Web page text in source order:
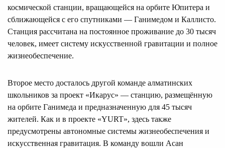
космической станции, вращающейся на орбите Юпитера и
сближающейся с его спутниками — Ганимедом и Каллисто.
Станция рассчитана на постоянное проживание до 30 тысяч
человек, имеет систему искусственной гравитации и полное
жизнеобеспечение.
Второе место досталось другой команде алматинских
школьников за проект «Икарус» — станцию, размещённую
на орбите Ганимеда и предназначенную для 45 тысяч
жителей. Как и в проекте «YURT», здесь также
предусмотрены автономные системы жизнеобеспечения и
искусственная гравитация. В команду вошли Асан